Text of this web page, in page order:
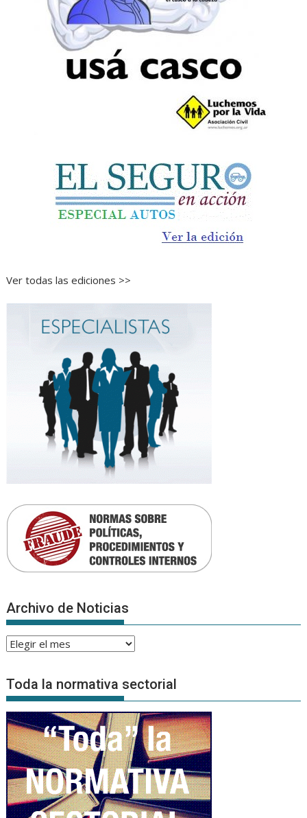
Ver todas las ediciones >>
Archivo de Noticias
Archivo
Noticias
Toda la normativa sectorial